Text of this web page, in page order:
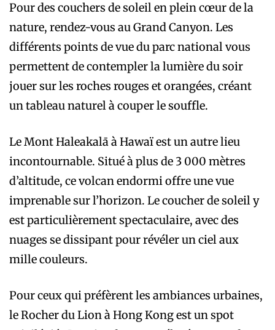
Pour des couchers de soleil en plein cœur de la
nature, rendez-vous au Grand Canyon. Les
différents points de vue du parc national vous
permettent de contempler la lumière du soir
jouer sur les roches rouges et orangées, créant
un tableau naturel à couper le souffle.
Le Mont Haleakalā à Hawaï est un autre lieu
incontournable. Situé à plus de 3 000 mètres
d’altitude, ce volcan endormi offre une vue
imprenable sur l’horizon. Le coucher de soleil y
est particulièrement spectaculaire, avec des
nuages se dissipant pour révéler un ciel aux
mille couleurs.
Pour ceux qui préfèrent les ambiances urbaines,
le Rocher du Lion à Hong Kong est un spot